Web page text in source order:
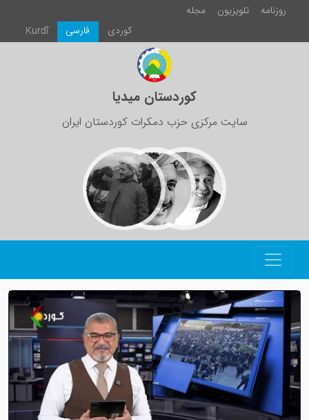
روزنامە تلویزیون
مجلە
Kurdî
فارسی كوردی
کوردستان میدیا
سایت مرکزی حزب دمکرات کوردستان ایران